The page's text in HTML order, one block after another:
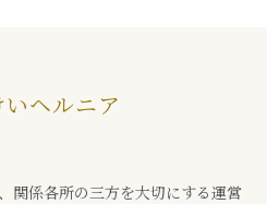
ヘルニア
関係各所の三方を大切にする運営